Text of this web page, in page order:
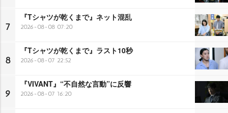
7
『Tシャツが乾くまで』ネット混乱
2026-08-08 07:20
8
『Tシャツが乾くまで』ラスト10秒
2026-08-07 22:52
9
『VIVANT』“不自然な言動”に反響
2026-08-07 16:20